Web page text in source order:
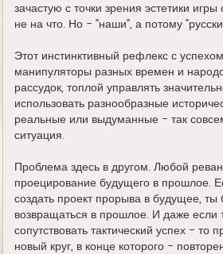
зачастую с точки зрения эстетики
не на что. Но - "наши", а потому
Этот инстинктивный рефлекс с
манипуляторы разных времен и
рассудок, топлой управлять
использовать разнообразные
реальные или выдуманные - так
ситуация.
Проблема здесь в другом. Любой
проецирование будущего в прошлое.
создать проект прорыва в будущее, ты
возвращаться в прошлое. И даже если
сопутствовать тактический успех - то
новый круг, в конце которого -